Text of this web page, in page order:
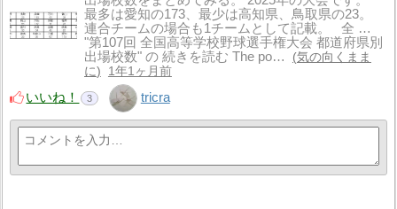
最多は愛知の173、最少は高知県、鳥取県の23。
連合チームの場合も1チームとして記載。 全 …
"第107回 全国高等学校野球選手権大会 都道府県別
出場校数" の 続きを読む The po…
気の向くまま
に
1年1ヶ月前
いいね！ 3 tricra